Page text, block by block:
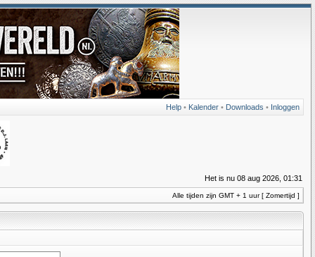
Help • Kalender • Downloads • Inloggen
Het is nu 08 aug 2026, 01:31
Alle tijden zijn GMT + 1 uur [ Zomertijd ]